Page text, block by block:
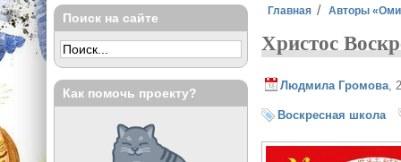
Вы здесь
Главная Авторы
Христос
Людмила Громова ,
Воскресная школа
Поиск на сайте
Как помочь проекту?